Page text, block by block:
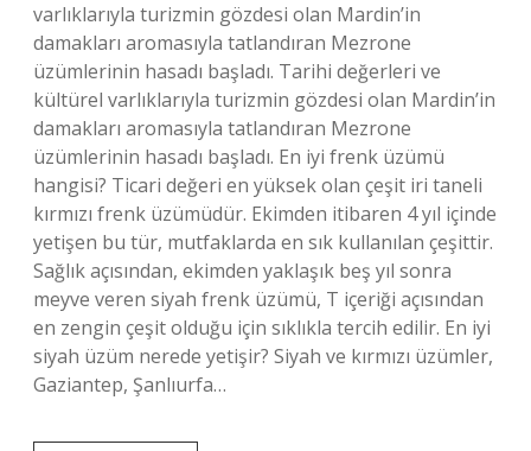
varlıklarıyla turizmin gözdesi olan Mardin’in
damakları aromasıyla tatlandıran Mezrone
üzümlerinin hasadı başladı. Tarihi değerleri ve
kültürel varlıklarıyla turizmin gözdesi olan Mardin’in
damakları aromasıyla tatlandıran Mezrone
üzümlerinin hasadı başladı. En iyi frenk üzümü
hangisi? Ticari değeri en yüksek olan çeşit iri taneli
kırmızı frenk üzümüdür. Ekimden itibaren 4 yıl içinde
yetişen bu tür, mutfaklarda en sık kullanılan çeşittir.
Sağlık açısından, ekimden yaklaşık beş yıl sonra
meyve veren siyah frenk üzümü, T içeriği açısından
en zengin çeşit olduğu için sıklıkla tercih edilir. En iyi
siyah üzüm nerede yetişir? Siyah ve kırmızı üzümler,
Gaziantep, Şanlıurfa…